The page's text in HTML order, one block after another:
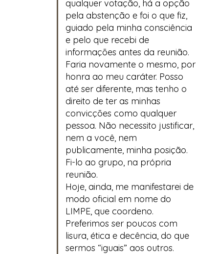
qualquer votação, há a opção
pela abstenção e foi o que fiz,
guiado pela minha consciência
e pelo que recebi de
informações antes da reunião.
Faria novamente o mesmo, por
honra ao meu caráter. Posso
até ser diferente, mas tenho o
direito de ter as minhas
convicções como qualquer
pessoa. Não necessito justificar,
nem a você, nem
publicamente, minha posição.
Fi-lo ao grupo, na própria
reunião.
Hoje, ainda, me manifestarei de
modo oficial em nome do
LIMPE, que coordeno.
Preferimos ser poucos com
lisura, ética e decência, do que
sermos “iguais” aos outros.